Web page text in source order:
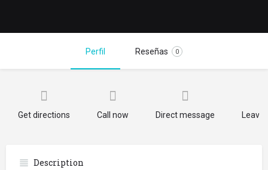
Perfil Reseñas 0
Get directions Call now Direct message
Description